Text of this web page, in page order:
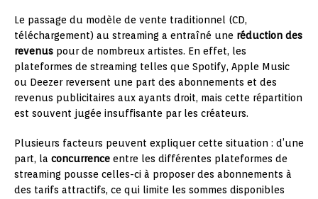
Le passage du modèle de vente traditionnel (CD,
téléchargement) au streaming a entraîné une réduction des
revenus pour de nombreux artistes. En effet, les
plateformes de streaming telles que Spotify, Apple Music
ou Deezer reversent une part des abonnements et des
revenus publicitaires aux ayants droit, mais cette répartition
est souvent jugée insuffisante par les créateurs.
Plusieurs facteurs peuvent expliquer cette situation : d’une
part, la concurrence entre les différentes plateformes de
streaming pousse celles-ci à proposer des abonnements à
des tarifs attractifs, ce qui limite les sommes disponibles